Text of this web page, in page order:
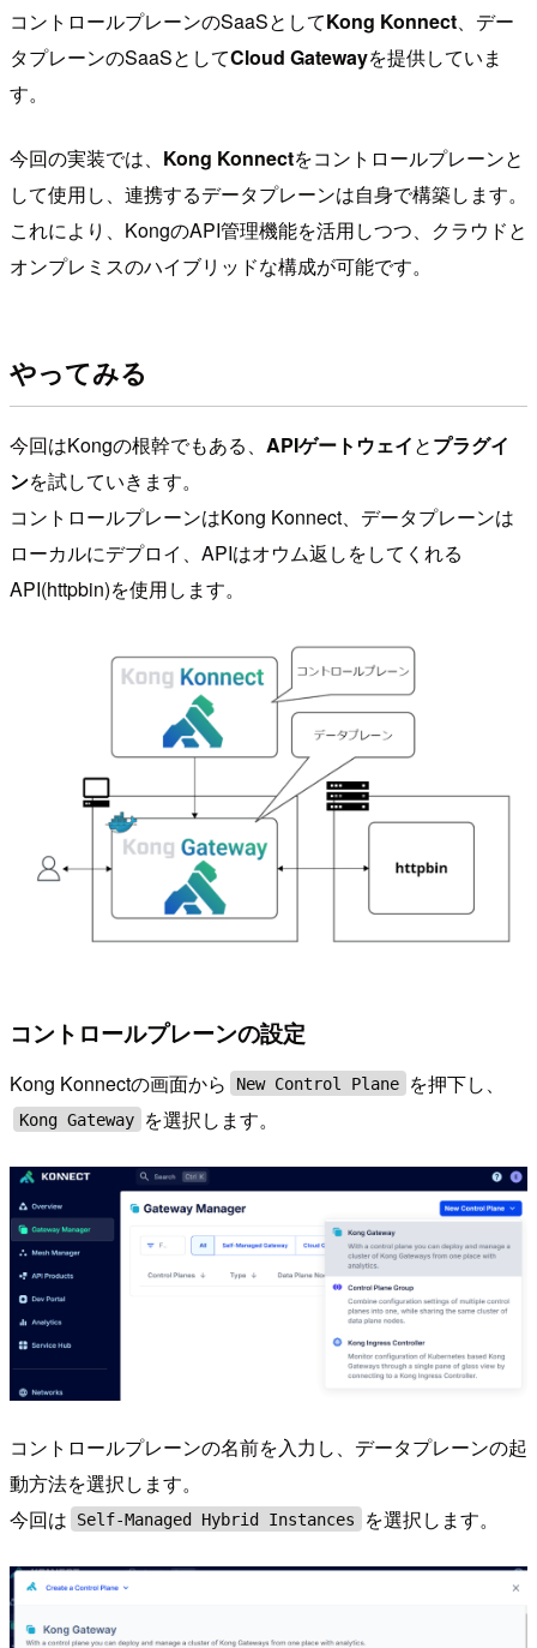
コントロールプレーンのSaaSとしてKong Konnect、デー
タプレーンのSaaSとしてCloud Gatewayを提供していま
す。
今回の実装では、 Kong Konnectをコントロールプレーンと
して使用し、連携するデータプレーンは自身で構築します。
これにより、KongのAPI管理機能を活用しつつ、クラウドと
オンプレミスのハイブリッドな構成が可能です。
やってみる
今回はKongの根幹でもある、 APIゲートウェイとプラグイ
ンを試していきます。
コントロールプレーンはKong Konnect、データプレーンは
ローカルにデプロイ、APIはオウム返しをしてくれる
API(httpbin)を使用します。
コントロールプレーンの設定
Kong Konnectの画面から New Control Plane を押下し、
Kong Gateway を選択します。
コントロールプレーンの名前を入力し、データプレーンの起
動方法を選択します。
今回は
Self-Managed Hybrid Instances を選択します。